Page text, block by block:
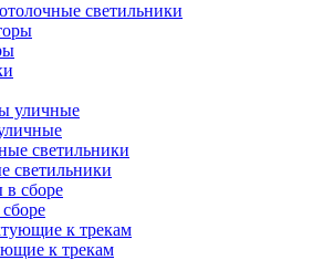
светильники
светильники
к трекам